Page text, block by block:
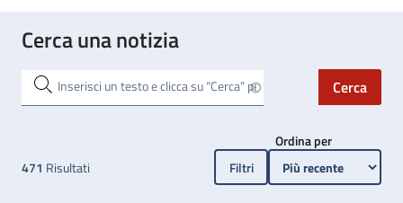
Cerca una notizia
Ordina per
Filtri
471 Risultati